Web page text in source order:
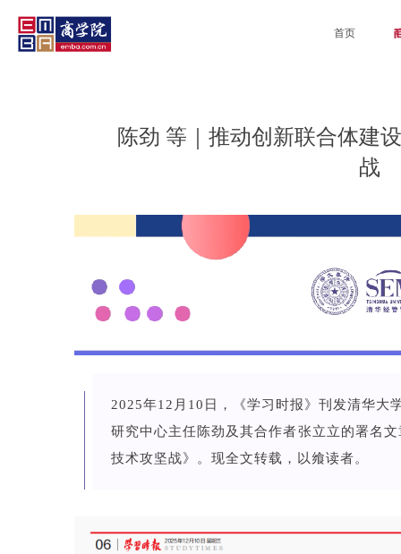
首页
陈劲 等｜推动创新联合体建
战
2025年12月10日，《学习时报》刊发清华大
研究中心主任陈劲及其合作者张立立的署名
技术攻坚战》。现全文转载，以飨读者。